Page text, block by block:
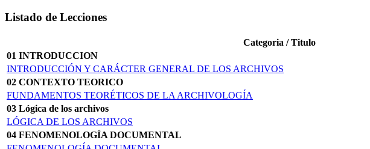
Listado de Lecciones
Categoria / Titulo
01 INTRODUCCION
INTRODUCCIÓN Y CARÁCTER GENERAL DE LOS ARCHIVOS
02 CONTEXTO TEORICO
FUNDAMENTOS TEORÉTICOS DE LA ARCHIVOLOGÍA
03 Lógica de los archivos
LÓGICA DE LOS ARCHIVOS
04 FENOMENOLOGÍA DOCUMENTAL